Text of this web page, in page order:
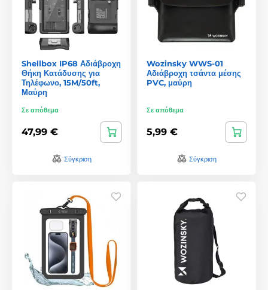
Shellbox IP68 Αδιάβροχη
Θήκη Κατάδυσης για
Τηλέφωνο, 15M/50ft,
Μαύρη
Σε απόθεμα
47,99 €
Σύγκριση
Wozinsky WWS-01
Αδιάβροχη τσάντα μέσης
PVC, μαύρη
Σε απόθεμα
5,99 €
Σύγκριση